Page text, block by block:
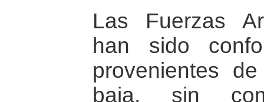
Las Fuerzas
han sido
provenientes
baja, sin